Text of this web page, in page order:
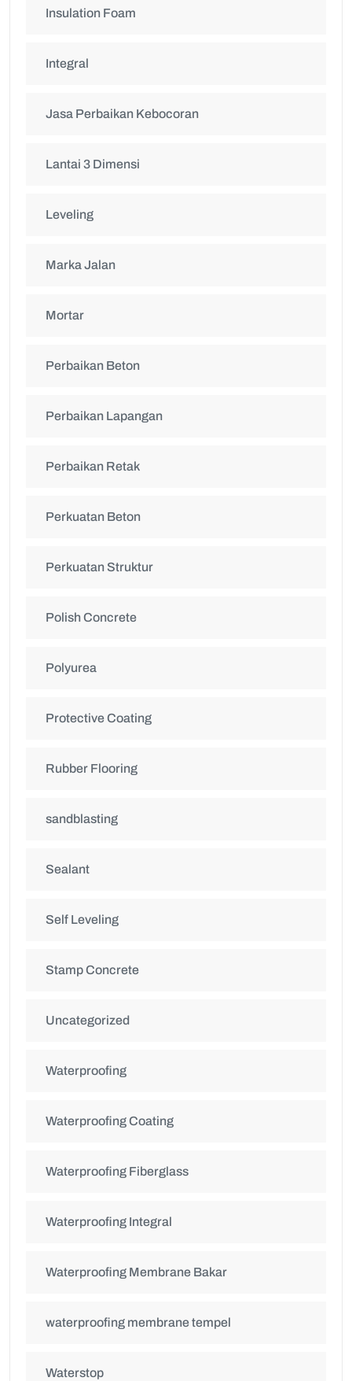
Insulation Foam
Integral
Jasa Perbaikan Kebocoran
Lantai 3 Dimensi
Leveling
Marka Jalan
Mortar
Perbaikan Beton
Perbaikan Lapangan
Perbaikan Retak
Perkuatan Beton
Perkuatan Struktur
Polish Concrete
Polyurea
Protective Coating
Rubber Flooring
sandblasting
Sealant
Self Leveling
Stamp Concrete
Uncategorized
Waterproofing
Waterproofing Coating
Waterproofing Fiberglass
Waterproofing Integral
Waterproofing Membrane Bakar
waterproofing membrane tempel
Waterstop